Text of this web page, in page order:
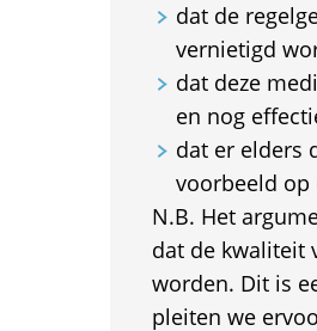
dat de
vernietigd
dat deze
en nog
dat er elders
voorbeeld op
N.B. Het
dat de kwaliteit
worden. Dit is
pleiten we